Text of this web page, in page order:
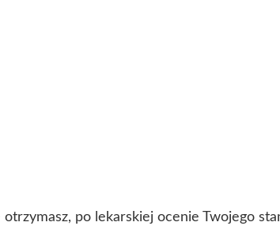
po lekarskiej ocenie Twojego